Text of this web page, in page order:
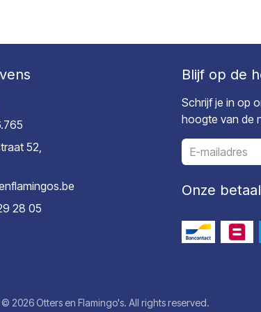
52,
28 05
Blijf op de
Schrijf je in op
hoogte van de
Onze
© 2026 Otters en Flamingo's. All rights reserved.